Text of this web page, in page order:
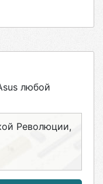
любой
Революции,